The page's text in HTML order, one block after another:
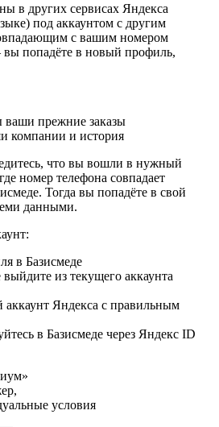
в других сервисах Яндекса
под аккаунтом с другим
с вашим номером
попадёте в новый профиль,
ваши прежние заказы
компании и история
что вы вошли в нужный
номер телефона совпадает
Тогда вы попадёте в свой
данными.
в Базисмеде
из текущего аккаунта
Яндекса с правильным
в Базисмеде через Яндекс ID
условия